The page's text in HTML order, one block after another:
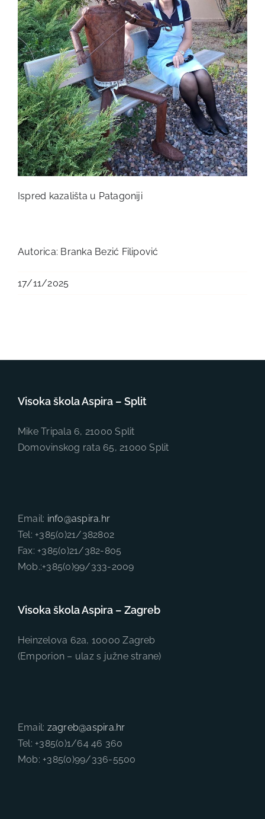
Ispred kazališta u Patagoniji
Autorica: Branka Bezić Filipović
17/11/2025
Visoka škola Aspira – Split
Mike Tripala 6, 21000 Split
Domovinskog rata 65, 21000 Split
Email: info@aspira.hr
Tel: +385(0)21/382802
Fax: +385(0)21/382-805
Mob.:+385(0)99/333-2009
Visoka škola Aspira – Zagreb
Heinzelova 62a, 10000 Zagreb
(Emporion – ulaz s južne strane)
Email: zagreb@aspira.hr
Tel: +385(0)1/64 46 360
Mob: +385(0)99/336-5500